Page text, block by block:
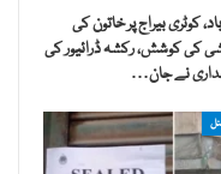
کوٹری بیراج پر خاتون کی
کی کوشش، رکشہ ڈرائیور کی
نے جان…